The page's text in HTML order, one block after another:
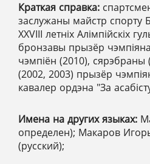
Краткая справка:
заслужаны майстр спорту
ХХVІІІ летніх Алімпійскіх
бронзавы прызёр
чэмпіён (2010), сярэбраны
(2002, 2003) прызёр
кавалер ордэна "За
Имена на других языках:
определен); Макаров
(русский);